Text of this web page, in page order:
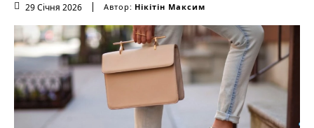
29 Січня 2026 Автор: Нікітін Максим